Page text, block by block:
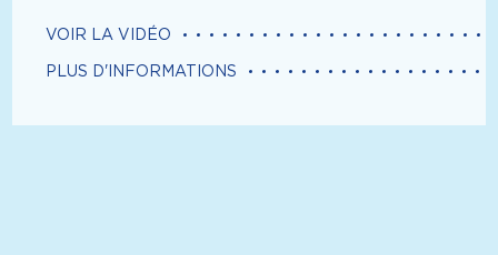
VOIR LA VIDÉO
PLUS D'INFORMATIONS